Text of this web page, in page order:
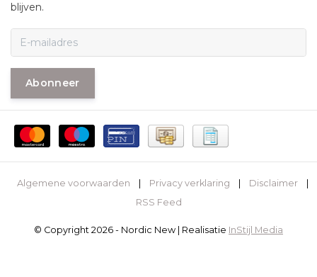
blijven.
Abonneer
Algemene voorwaarden Privacy verklaring Disclaimer
RSS Feed
© Copyright 2026 - Nordic New | Realisatie InStijl Media